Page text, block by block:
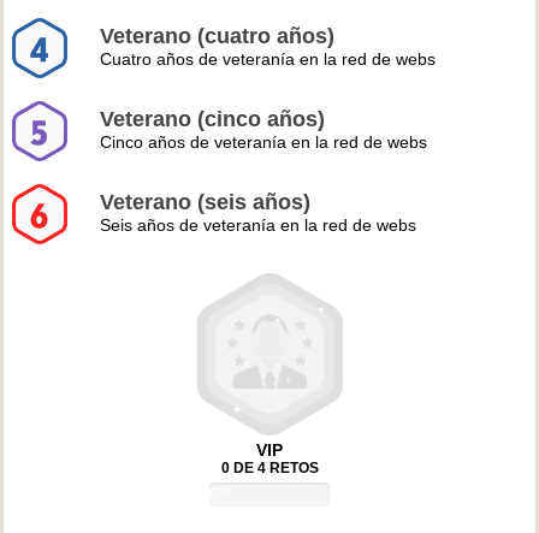
Veterano (cuatro años)
Cuatro años de veteranía en la red de webs
Veterano (cinco años)
Cinco años de veteranía en la red de webs
Veterano (seis años)
Seis años de veteranía en la red de webs
VIP
0 DE 4 RETOS